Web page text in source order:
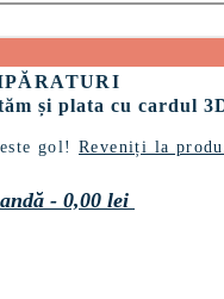
și plata cu cardul
este gol!Reveniți la
- 0,00 lei